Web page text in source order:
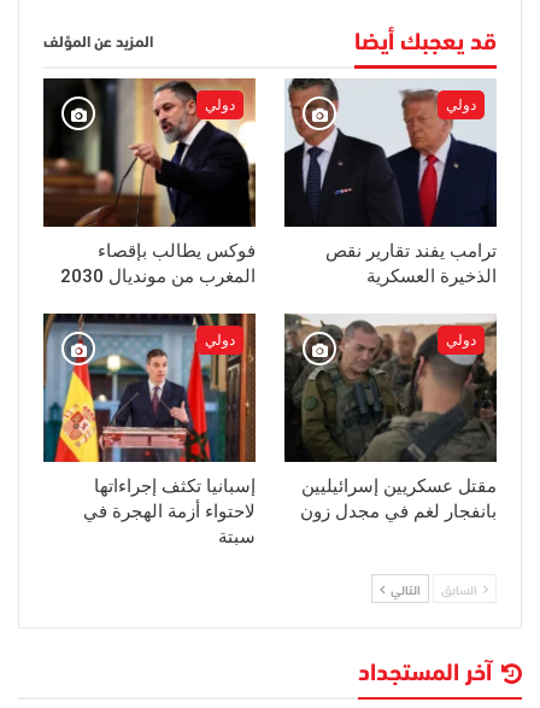
قد يعجبك أيضا المزيد عن المؤلف
دولي
ترامب يفند تقارير نقص
الذخيرة العسكرية
دولي
فوكس يطالب بإقصاء
المغرب من مونديال 2030
دولي
مقتل عسكريين إسرائيليين
بانفجار لغم في مجدل زون
دولي
إسبانيا تكثف إجراءاتها
لاحتواء أزمة الهجرة في
سبتة
السابق التالي
آخر المستجداد